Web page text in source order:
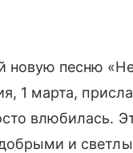
новую песню
1 марта,
влюбилась.
и